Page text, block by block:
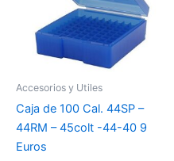
Accesorios y Utiles
Caja de 100 Cal. 44SP –
44RM – 45colt -44-40 9
Euros